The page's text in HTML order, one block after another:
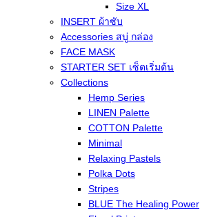
Size XL
INSERT ผ้าซับ
Accessories สบู่ กล่อง
FACE MASK
STARTER SET เซ็ตเริ่มต้น
Collections
Hemp Series
LINEN Palette
COTTON Palette
Minimal
Relaxing Pastels
Polka Dots
Stripes
BLUE The Healing Power